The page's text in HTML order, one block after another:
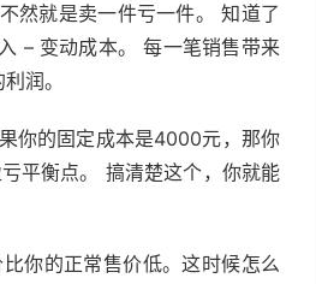
然就是卖一件亏一件。 知道了
– 变动成本。 每一笔销售带来
润。
你的固定成本是4000元，那你
平衡点。 搞清楚这个，你就能
你的正常售价低。这时候怎么